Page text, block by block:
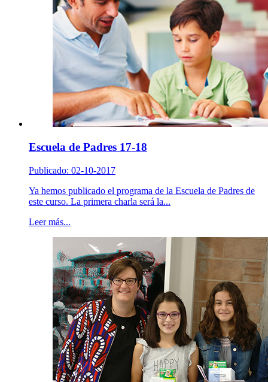
Escuela de Padres 17-18
Publicado: 02-10-2017
Ya hemos publicado el programa de la Escuela de Padres de
este curso. La primera charla será la...
Leer más...